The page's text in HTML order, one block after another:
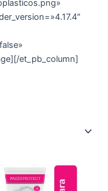
et_pb_column]